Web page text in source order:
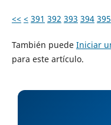
<< < 391 392 393 394 395
También puede Iniciar
para este artículo.